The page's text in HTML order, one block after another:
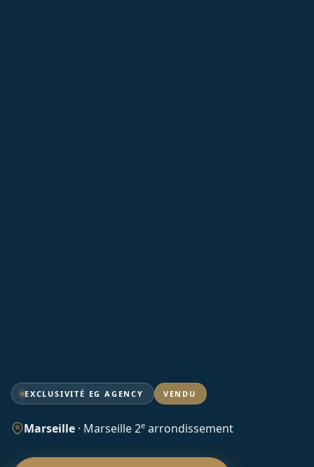
EXCLUSIVITÉ EG AGENCY VENDU
Marseille · Marseille 2e arrondissement